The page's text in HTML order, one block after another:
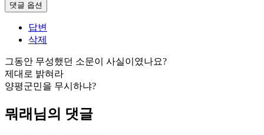
댓글 옵션
답변
삭제
그동안 무성했던 소문이 사실이였나요?
제대로 밝혀라
양평군민을 무시하냐?
뭐래님의 댓글